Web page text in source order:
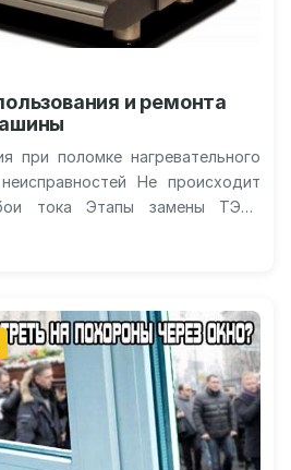
и ремонта
при поломке нагревательного
Не происходит
тока Этапы замены ТЭНа